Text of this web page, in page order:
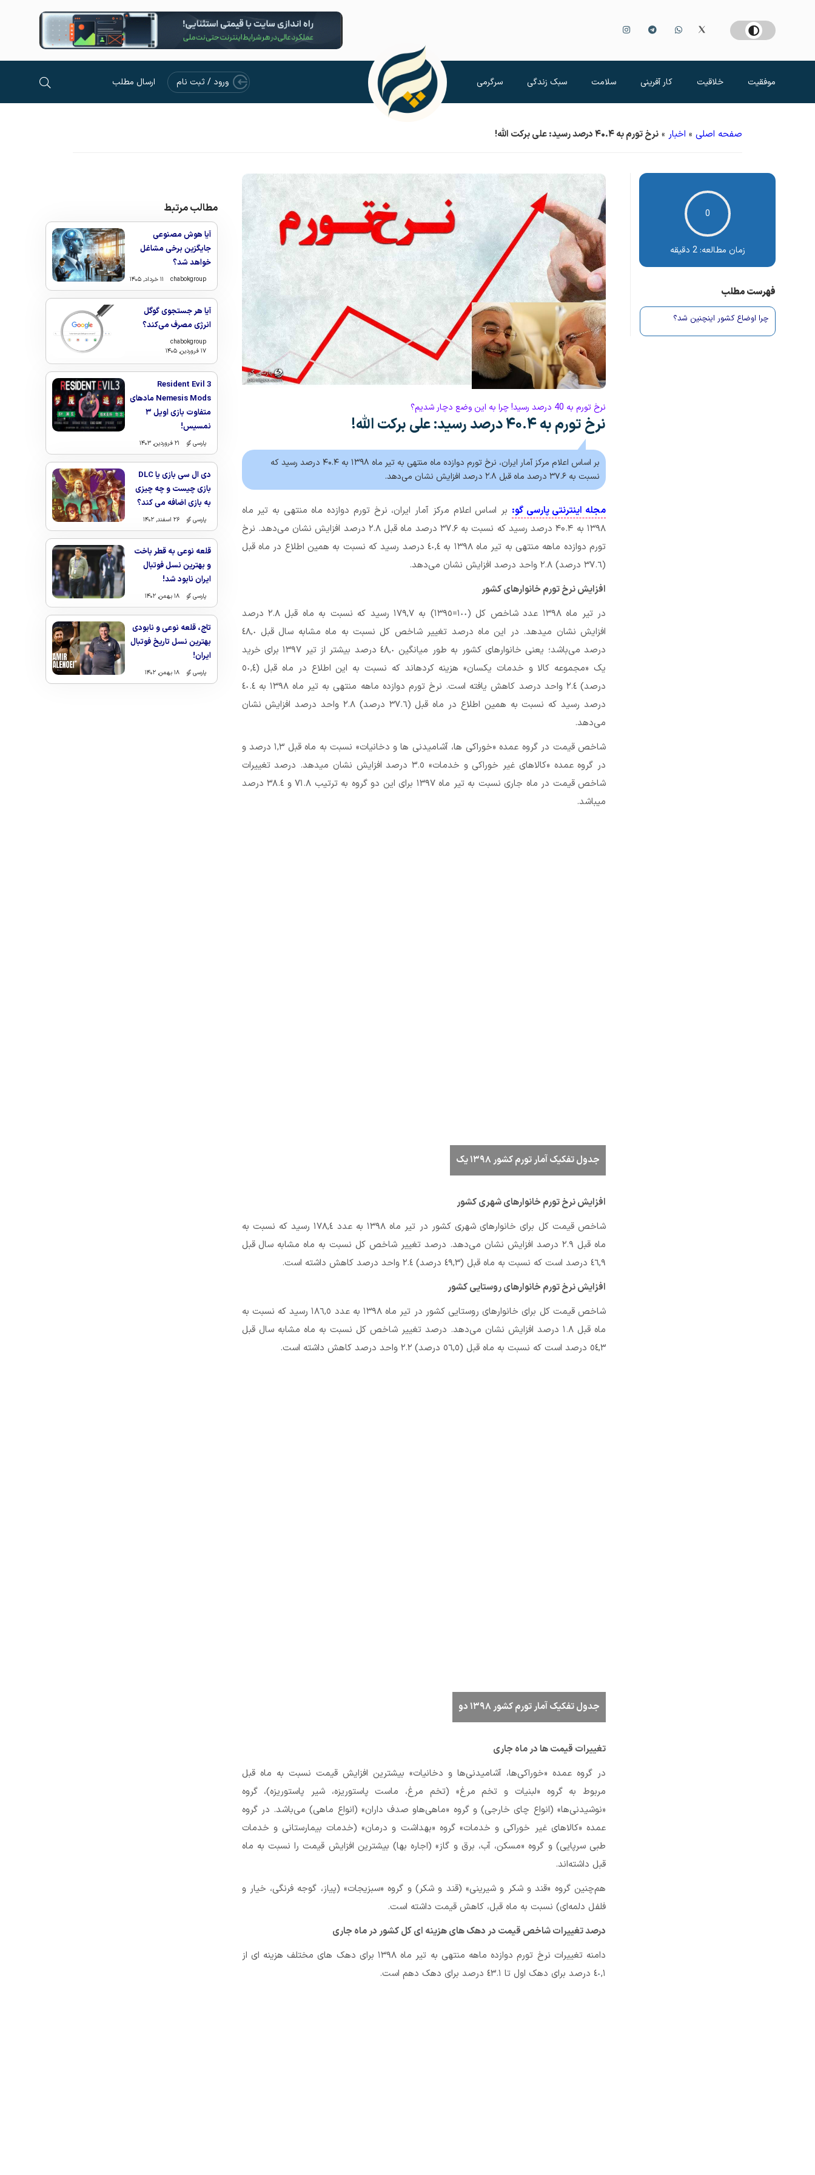
موفقیت خلاقیت کار آفرینی سلامت سبک زندگی سرگرمی ورود / ثبت نام ارسال مطلب
صفحه اصلی » اخبار » نرخ تورم به ۴۰.۴ درصد رسید: علی برکت الله!
نرخ تورم به 40 درصد رسید! چرا به این وضع دچار شدیم؟
نرخ تورم به ۴۰.۴ درصد رسید: علی برکت الله!
بر اساس اعلام مرکز آمار ایران، نرخ تورم دوازده ماه منتهی به تیر ماه ١٣٩٨ به ۴۰.۴ درصد رسید که
نسبت به ۳۷.۶ درصد ماه قبل ۲.۸ درصد افزایش نشان می‌دهد.
مجله اینترنتی پارسی گو: بر اساس اعلام مرکز آمار ایران، نرخ تورم دوازده ماه منتهی به تیر ماه
١٣٩٨ به ۴۰.۴ درصد رسید که نسبت به ۳۷.۶ درصد ماه قبل ۲.۸ درصد افزایش نشان می‌دهد. نرخ
تورم دوازده ماهه منتهی به تیر ماه ١٣٩٨ به ٤٠,٤ درصد رسید که نسبت به همین اطلاع در ماه قبل
(٣٧.٦ درصد) ٢.٨ واحد درصد افزایش نشان می‌دهد.
افزایش نرخ تورم خانوارهای کشور
در تیر ماه ١٣٩٨ عدد شاخص کل (١٠٠=١٣٩٥) به ١٧٩,٧ رسید که نسبت به ماه قبل ٢.٨ درصد
افزایش نشان می­دهد. در این ماه درصد تغییر شاخص کل نسبت به ماه مشابه سال قبل ٤٨,٠
درصد می‌باشد؛ یعنی خانوارهای کشور به طور میانگین ٤٨,٠ درصد بیشتر از تیر ١٣٩٧ برای خرید
یک «مجموعه کالا و خدمات یکسان» هزینه کرده­اند که نسبت به این اطلاع در ماه قبل (٥٠,٤
درصد) ٢.٤ واحد درصد کاهش یافته است. نرخ تورم دوازده ماهه منتهی به تیر ماه ١٣٩٨ به ٤٠.٤
درصد رسید که نسبت به همین اطلاع در ماه قبل (٣٧.٦ درصد) ٢.٨ واحد درصد افزایش نشان
می‌دهد.
شاخص قیمت در گروه عمده «خوراکی ها، آشامیدنی ها و دخانیات» نسبت به ماه قبل ١,٣ درصد و
در گروه عمده «کالاهای غیر خوراکی و خدمات» ٣.٥ درصد افزایش نشان می­دهد. درصد تغییرات
شاخص قیمت در ماه جاری نسبت به تیر ماه ١٣٩٧ برای این دو گروه به ترتیب ٧١.٨ و ٣٨.٤ درصد
می­باشد.
جدول تفکیک آمار تورم کشور ۱۳۹۸ یک
افزایش نرخ تورم خانوارهای شهری کشور
شاخص قیمت کل برای خانوارهای شهری کشور در تیر ماه ١٣٩٨ به عدد ١٧٨,٤ رسید که نسبت به
ماه قبل ٢.٩ درصد افزایش نشان می‌دهد. درصد تغییر شاخص کل نسبت به ماه مشابه سال قبل
٤٦,٩ درصد است که نسبت به ماه قبل (٤٩,٣ درصد) ٢.٤ واحد درصد کاهش داشته است.
افزایش نرخ تورم خانوارهای روستایی کشور
شاخص قیمت کل برای خانوارهای روستایی کشور در تیر ماه ١٣٩٨ به عدد ١٨٦,٥ رسید که نسبت به
ماه قبل ١.٨ درصد افزایش نشان می‌دهد. درصد تغییر شاخص کل نسبت به ماه مشابه سال قبل
٥٤,٣ درصد است که نسبت به ماه قبل (٥٦,٥ درصد) ٢.٢ واحد درصد کاهش داشته است.
جدول تفکیک آمار تورم کشور ۱۳۹۸ دو
تغییرات قیمت ها در ماه جاری
در گروه عمده «خوراکی‌ها، آشامیدنی‌ها و دخانیات» بیشترین افزایش قیمت نسبت به ماه قبل
مربوط به گروه «لبنیات و تخم مرغ» (تخم مرغ، ماست پاستوریزه، شیر پاستوریزه)، گروه
«نوشیدنی‌ها» (انواع چای خارجی) و گروه «ماهی‌هاو صدف داران» (انواع ماهی) می‌باشد. در گروه
عمده «کالاهای غیر خوراکی و خدمات» گروه «بهداشت و درمان» (خدمات بیمارستانی و خدمات
طبی سرپایی) و گروه «مسکن، آب، برق و گاز» (اجاره بها) بیشترین افزایش قیمت را نسبت به ماه
قبل داشته‌اند.
هم‌چنین گروه «قند و شکر و شیرینی» (قند و شکر) و گروه «سبزیجات» (پیاز، گوجه فرنگی، خیار و
فلفل دلمه‌ای) نسبت به ماه قبل، کاهش قیمت داشته است.
درصد تغییرات شاخص قیمت در دهک های هزینه ای کل کشور در ماه جاری
دامنه تغییرات نرخ تورم دوازده ماهه منتهی به تیر ماه ١٣٩٨ برای دهک های مختلف هزینه ای از
٤٠,١ درصد برای دهک اول تا ٤٣.١ درصد برای دهک دهم است.
0
زمان مطالعه:2 دقیقه
فهرست مطلب
چرا اوضاع کشور اینچنین شد؟
مطالب مرتبط
آیا هوش مصنوعی
جایگزین برخی مشاغل
خواهد شد؟
chabokgroup ۱۱ خرداد, ۱۴۰۵
آیا هر جستجوی گوگل
انرژی مصرف می‌کند؟
chabokgroup
۱۷ فروردین, ۱۴۰۵
Resident Evil 3
Nemesis Mods مادهای
متفاوت بازی اویل ۳
نمسیس!
پارسی گو ۲۱ فروردین, ۱۴۰۳
دی ال سی بازی یا DLC
بازی چیست و چه چیزی
به بازی اضافه می کند؟
پارسی گو ۲۶ اسفند, ۱۴۰۲
قلعه نوعی به قطر باخت
و بهترین نسل فوتبال
ایران نابود شد!
پارسی گو ۱۸ بهمن, ۱۴۰۲
تاج، قلعه نوعی و نابودی
بهترین نسل تاریخ فوتبال
ایران!
پارسی گو ۱۸ بهمن, ۱۴۰۲